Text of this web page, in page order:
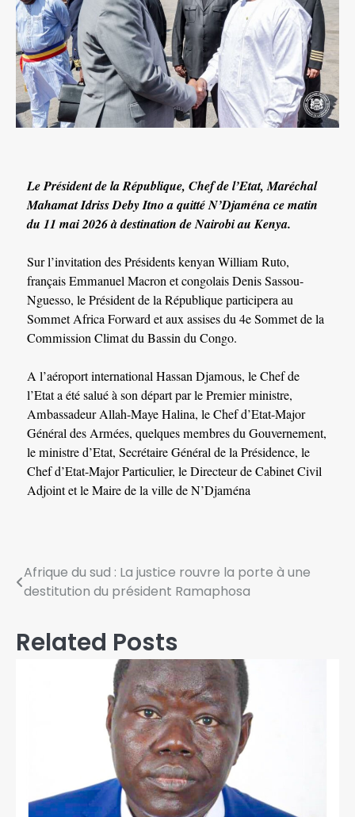
Le Président de la République, Chef de l’Etat, Maréchal
Mahamat Idriss Deby Itno a quitté N’Djaména ce matin
du 11 mai 2026 à destination de Nairobi au Kenya.
Sur l’invitation des Présidents kenyan William Ruto,
français Emmanuel Macron et congolais Denis Sassou-
Nguesso, le Président de la République participera au
Sommet Africa Forward et aux assises du 4e Sommet de la
Commission Climat du Bassin du Congo.
‎A l’aéroport international Hassan Djamous, le Chef de
l’Etat a été salué à son départ par le Premier ministre,
Ambassadeur Allah-Maye Halina, le Chef d’Etat-Major
Général des Armées, quelques membres du Gouvernement,
le ministre d’Etat, Secrétaire Général de la Présidence, le
Chef d’Etat-Major Particulier, le Directeur de Cabinet Civil
Adjoint et le Maire de la ville de N’Djaména
Afrique du sud : La justice rouvre la porte à une
destitution du président Ramaphosa
Related Posts